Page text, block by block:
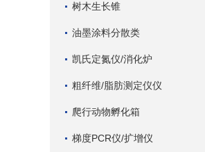
树木生长锥
油墨涂料分散类
凯氏定氮仪/消化炉
粗纤维/脂肪测定仪仪
爬行动物孵化箱
梯度PCR仪/扩增仪